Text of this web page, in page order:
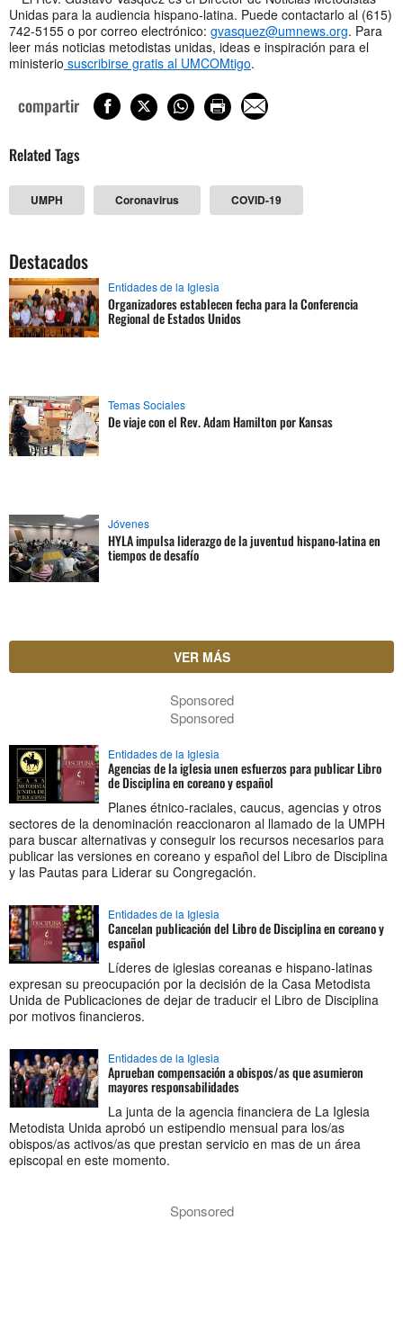
Unidas para la audiencia hispano-latina. Puede contactarlo al (615)
742-5155 o por correo electrónico: gvasquez@umnews.org. Para
leer más noticias metodistas unidas, ideas e inspiración para el
ministerio suscribirse gratis al UMCOMtigo.
compartir
Related Tags
UMPH Coronavirus COVID-19
Destacados
Entidades de la Iglesia
Organizadores establecen fecha para la Conferencia
Regional de Estados Unidos
Temas Sociales
De viaje con el Rev. Adam Hamilton por Kansas
Jóvenes
HYLA impulsa liderazgo de la juventud hispano-latina en
tiempos de desafío
VER MÁS
Sponsored
Sponsored
Entidades de la Iglesia
Agencias de la iglesia unen esfuerzos para publicar Libro
de Disciplina en coreano y español
Planes étnico-raciales, caucus, agencias y otros
sectores de la denominación reaccionaron al llamado de la UMPH
para buscar alternativas y conseguir los recursos necesarios para
publicar las versiones en coreano y español del Libro de Disciplina
y las Pautas para Liderar su Congregación.
Entidades de la Iglesia
Cancelan publicación del Libro de Disciplina en coreano y
español
Líderes de iglesias coreanas e hispano-latinas
expresan su preocupación por la decisión de la Casa Metodista
Unida de Publicaciones de dejar de traducir el Libro de Disciplina
por motivos financieros.
Entidades de la Iglesia
Aprueban compensación a obispos/as que asumieron
mayores responsabilidades
La junta de la agencia financiera de La Iglesia
Metodista Unida aprobó un estipendio mensual para los/as
obispos/as activos/as que prestan servicio en mas de un área
episcopal en este momento.
Sponsored